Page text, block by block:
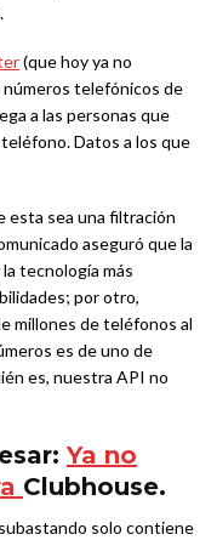
(que hoy ya no
números telefónicos de
a las personas que
Datos a los que
esta sea una filtración
aseguró que la
tecnología más
por otro,
millones de teléfonos al
es de uno de
es, nuestra API no
Ya no
Clubhouse.
solo contiene